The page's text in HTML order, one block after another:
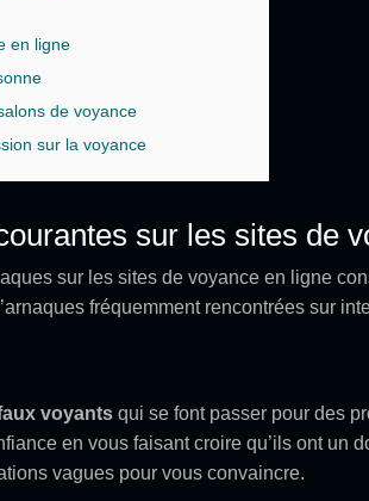
en ligne
de voyance
sur la voyance
sur les sites de
sur les sites de voyance en ligne
fréquemment rencontrées sur
voyants qui se font passer pour des
en vous faisant croire qu’ils ont un
vagues pour vous convaincre.